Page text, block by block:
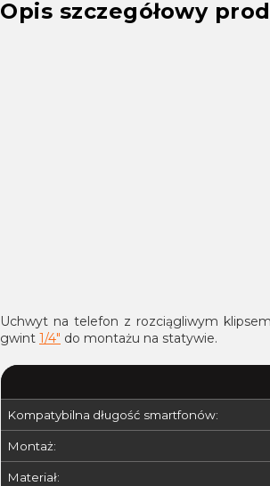
Opis szczegółowy
Uchwyt na telefon z rozciągliwym
gwint 1/4" do montażu na statywie.
Kompatybilna długość smartfonów:
Montaż:
Materiał: